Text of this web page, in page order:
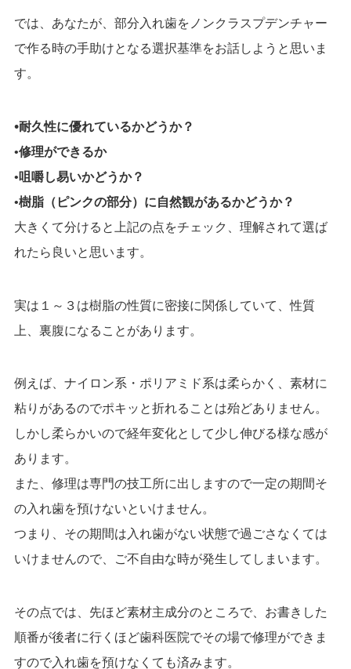
では、あなたが、部分入れ歯をノンクラスプデンチャー
で作る時の手助けとなる選択基準をお話しようと思いま
す。
•耐久性に優れているかどうか？
•修理ができるか
•咀嚼し易いかどうか？
•樹脂（ピンクの部分）に自然観があるかどうか？
大きくて分けると上記の点をチェック、理解されて選ば
れたら良いと思います。
実は１～３は樹脂の性質に密接に関係していて、性質
上、裏腹になることがあります。
例えば、ナイロン系・ポリアミド系は柔らかく、素材に
粘りがあるのでポキッと折れる ことは殆どありません。
しかし柔らかいので経年変化として少し伸びる様な感が
あります。
また、修理は専門の技工所に出しますので一定の期間そ
の入れ歯を預けないといけません。
つまり、その期間は入れ歯がない状態で過ごさなくては
いけませんので、
ご不自由な時が発生してしまいます。
その点では、先ほど素材主成分のところで、 お書きした
順番が後者に行くほど歯科医院でその場で修理ができま
すので入れ歯を預けなくても済みます。